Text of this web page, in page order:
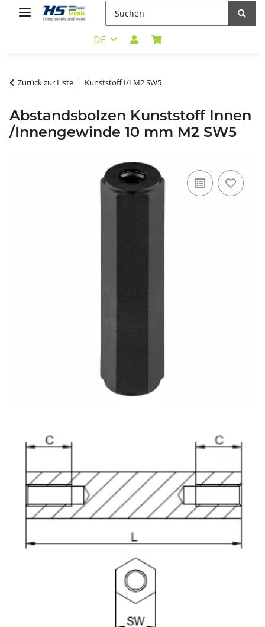
DE
Zurück zur Liste Kunststoff I/I M2 SW5
Abstandsbolzen Kunststoff Innen
/Innengewinde 10 mm M2 SW5